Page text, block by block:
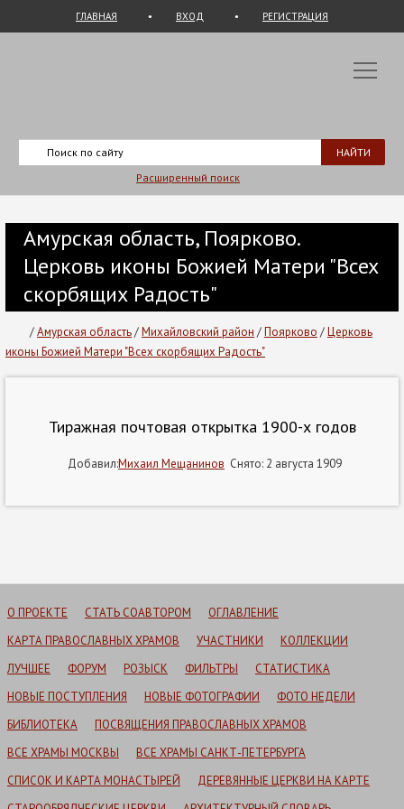
ГЛАВНАЯ ВХОД РЕГИСТРАЦИЯ
Расширенный поиск
Амурская область, Поярково.
Церковь иконы Божией Матери "Всех
скорбящих Радость"
/Амурская область/Михайловский район /Поярково /Церковь
иконы Божией Матери "Всех скорбящих Радость"
Тиражная почтовая открытка 1900-х годов
Добавил:Михаил Мещанинов Снято: 2 августа 1909
О ПРОЕКТЕ СТАТЬ СОАВТОРОМ
ОГЛАВЛЕНИЕ
КАРТА ПРАВОСЛАВНЫХ ХРАМОВ
УЧАСТНИКИ
КОЛЛЕКЦИИ
ЛУЧШЕЕ
ФОРУМ РОЗЫСК ФИЛЬТРЫ
СТАТИСТИКА
НОВЫЕ ПОСТУПЛЕНИЯ
НОВЫЕ ФОТОГРАФИИ
ФОТО НЕДЕЛИ
БИБЛИОТЕКА
ПОСВЯЩЕНИЯ ПРАВОСЛАВНЫХ ХРАМОВ
ВСЕ ХРАМЫ МОСКВЫ
ВСЕ ХРАМЫ САНКТ-ПЕТЕРБУРГА
СПИСОК И КАРТА МОНАСТЫРЕЙ
ДЕРЕВЯННЫЕ ЦЕРКВИ НА КАРТЕ